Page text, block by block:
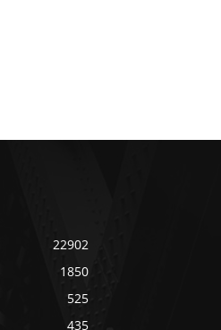
22902
1850
525
435